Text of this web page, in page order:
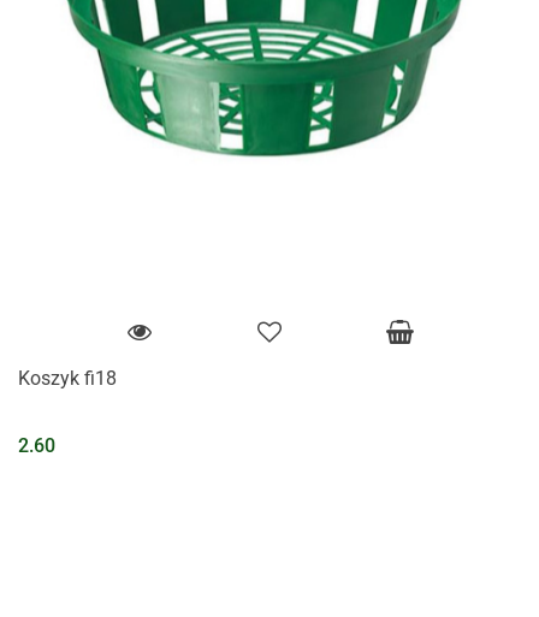
Koszyk fi18
2.60